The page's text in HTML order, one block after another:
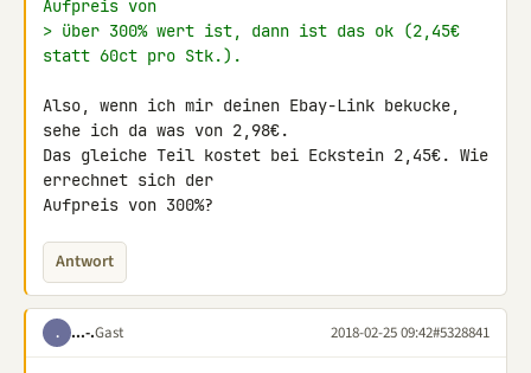
Aufpreis von
> über 300% wert ist, dann ist das ok (2,45€
statt 60ct pro Stk.).
Also, wenn ich mir deinen Ebay-Link bekucke,
sehe ich da was von 2,98€.
Das gleiche Teil kostet bei Eckstein 2,45€. Wie
errechnet sich der
Aufpreis von 300%?
Antwort
. ...-.Gast 2018-02-25 09:42#5328841